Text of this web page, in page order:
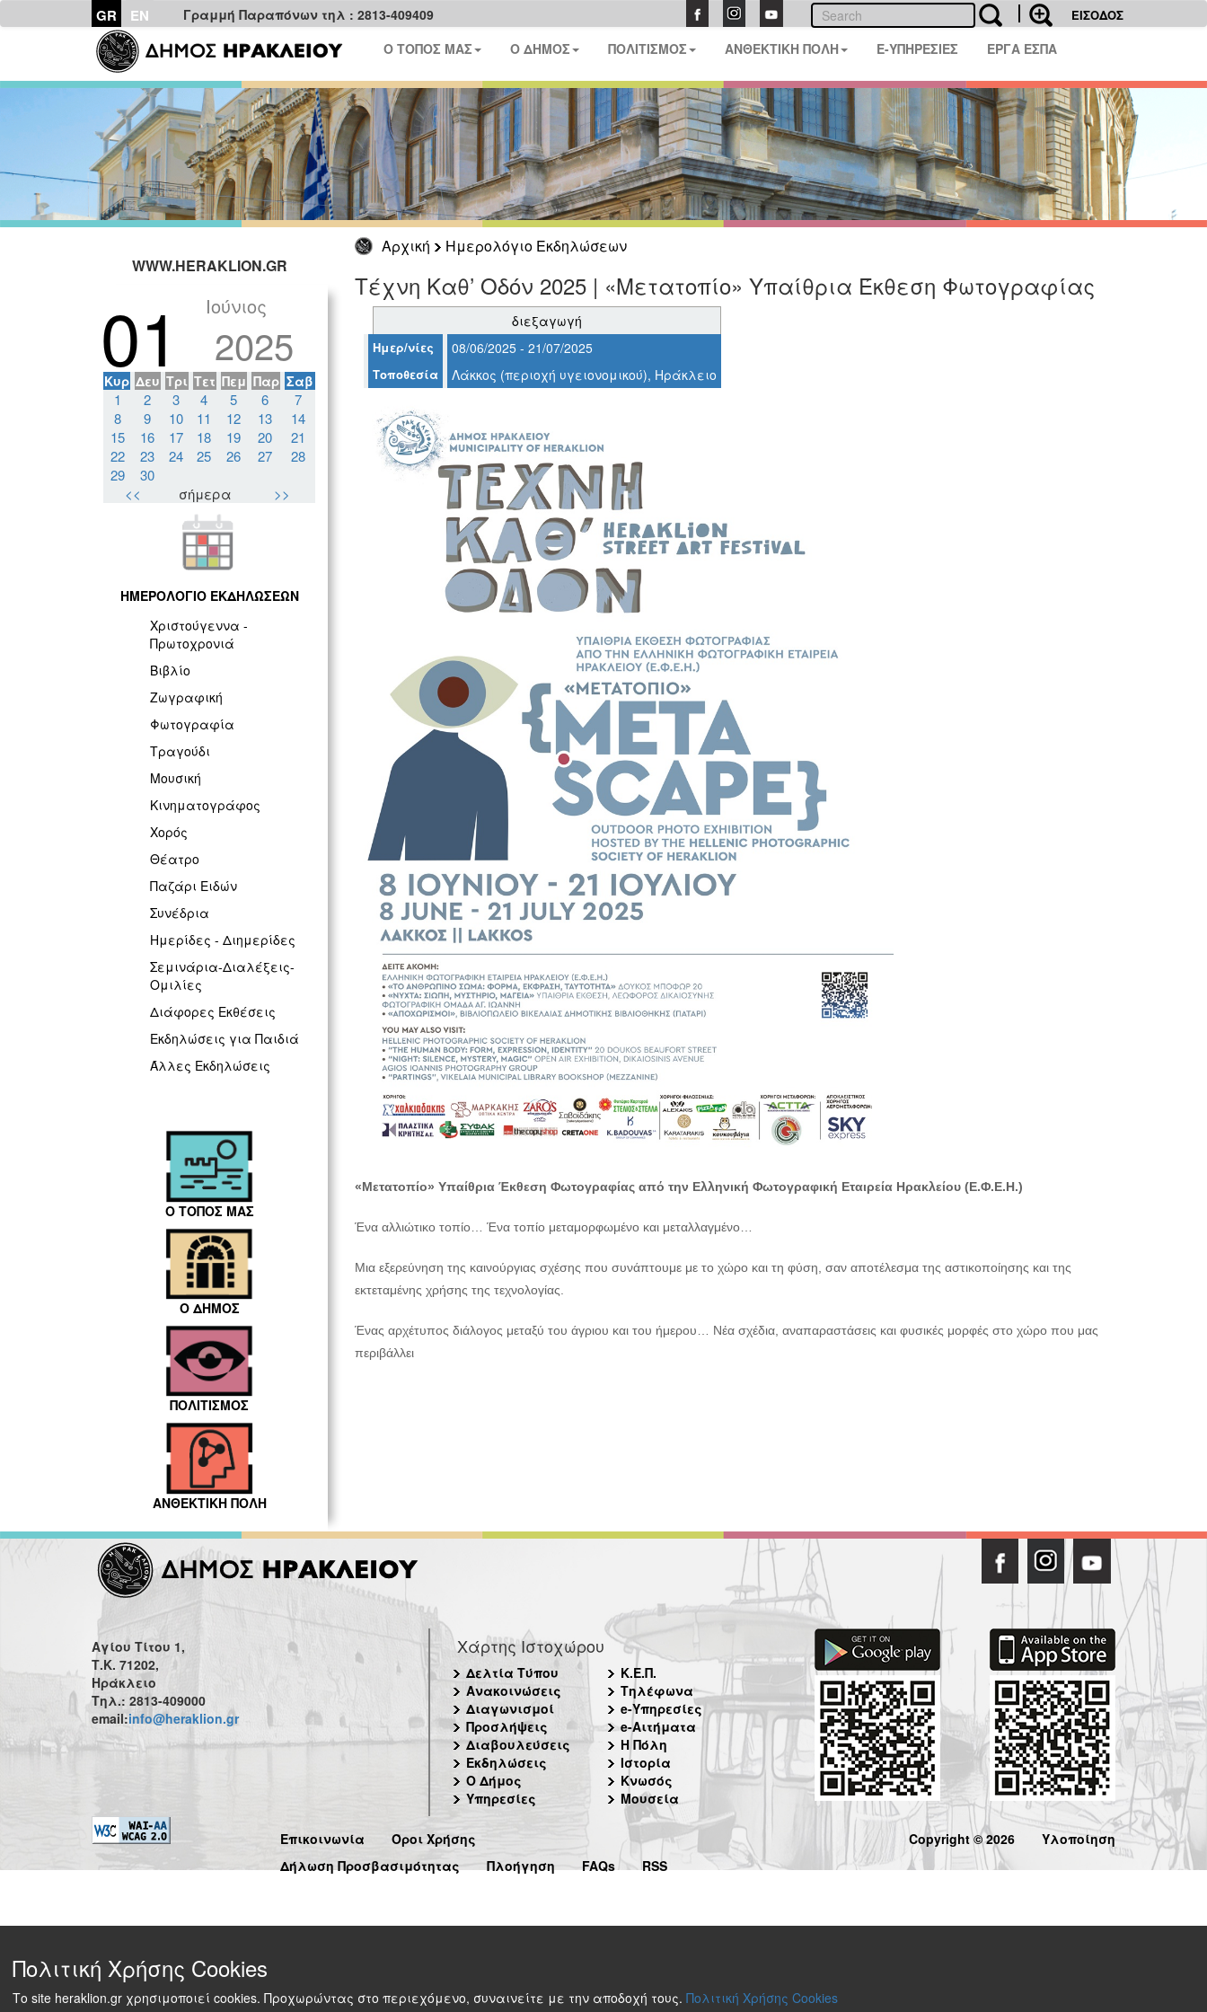
GR EN Γραμμή Παραπόνων τηλ : 2813-409409 ΕΙΣΟΔΟΣ
Ο ΤΟΠΟΣ ΜΑΣ Ο ΔΗΜΟΣ ΠΟΛΙΤΙΣΜΟΣ ΑΝΘΕΚΤΙΚΗ ΠΟΛΗ E-ΥΠΗΡΕΣΙΕΣ ΕΡΓΑ ΕΣΠΑ
Αρχική
Ημερολόγιο Εκδηλώσεων
WWW.HERAKLION.GR
01 Ιούνιος
2025
Κυρ Δευ Τρι Τετ Πεμ Παρ Σαβ
1 2 3 4 5 6
7
8
9 10 11 12 13
14
15
16 17 18 19 20
21
22
23 24 25 26 27
28
29
30
<<
σήμερα >>
ΗΜΕΡΟΛΟΓΙΟ ΕΚΔΗΛΩΣΕΩΝ
Χριστούγεννα -
Πρωτοχρονιά
Βιβλίο
Ζωγραφική
Φωτογραφία
Τραγούδι
Μουσική
Κινηματογράφος
Χορός
Θέατρο
Παζάρι Ειδών
Συνέδρια
Ημερίδες - Διημερίδες
Σεμινάρια-Διαλέξεις-
Ομιλίες
Διάφορες Εκθέσεις
Εκδηλώσεις για Παιδιά
Άλλες Εκδηλώσεις
Ο ΤΟΠΟΣ ΜΑΣ
Ο ΔΗΜΟΣ
ΠΟΛΙΤΙΣΜΟΣ
ΑΝΘΕΚΤΙΚΗ ΠΟΛΗ
Τέχνη Καθ’ Οδόν 2025 | «Μετατοπίο» Υπαίθρια Έκθεση Φωτογραφίας
διεξαγωγή
Ημερ/νίες 08/06/2025 - 21/07/2025
Τοποθεσία Λάκκος (περιοχή υγειονομικού), Ηράκλειο
«Μετατοπίο» Υπαίθρια Έκθεση Φωτογραφίας από την Ελληνική Φωτογραφική Εταιρεία Ηρακλείου (Ε.Φ.Ε.Η.)
Ένα αλλιώτικο τοπίο… Ένα τοπίο μεταμορφωμένο και μεταλλαγμένο…
Μια εξερεύνηση της καινούργιας σχέσης που συνάπτουμε με το χώρο και τη φύση, σαν αποτέλεσμα της αστικοποίησης και της
εκτεταμένης χρήσης της τεχνολογίας.
Ένας αρχέτυπος διάλογος μεταξύ του άγριου και του ήμερου… Νέα σχέδια, αναπαραστάσεις και φυσικές μορφές στο χώρο που μας
περιβάλλει
Αγίου Τίτου 1,
Τ.Κ. 71202,
Ηράκλειο
Τηλ.: 2813-409000
email:info@heraklion.gr
Χάρτης Ιστοχώρου
Δελτία Τύπου
Ανακοινώσεις
Διαγωνισμοί
Προσλήψεις
Διαβουλεύσεις
Εκδηλώσεις
Ο Δήμος
Υπηρεσίες
Κ.Ε.Π.
Τηλέφωνα
e-Υπηρεσίες
e-Αιτήματα
Η Πόλη
Ιστορία
Κνωσός
Μουσεία
Επικοινωνία
Όροι Χρήσης
Δήλωση Προσβασιμότητας
Πλοήγηση FAQs RSS
Copyright © 2026 Υλοποίηση
Πολιτική Χρήσης Cookies
Το site heraklion.gr χρησιμοποιεί cookies. Προχωρώντας στο περιεχόμενο, συναινείτε με την αποδοχή τους. Πολιτική Χρήσης Cookies